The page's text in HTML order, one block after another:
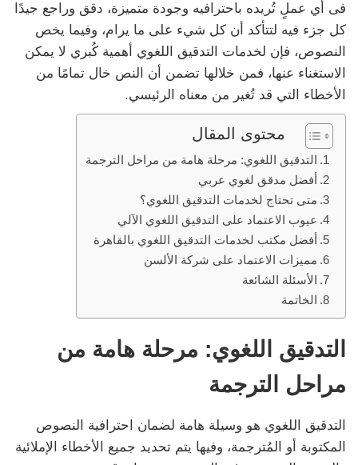
فى أي عملٍ تُريده باحترافيه وجودة متميزة، دقق وراجع جيدًا
كل جزء فيه لتتأكد أن كل شيء على ما يرام، وفيما يخص
النصوص، فإن لخدمات التدقيق اللغوي أهمية كُبري لا يمكن
الاستغناء عنها، فمن خلالها تضمن أن النص خال تمامًا من
الأخطاء التي قد تُغير من معناه الرئيسي.
محتوى المقال
التدقيق اللغوي: مرحلة هامة من مراحل الترجمة
أفضل مدقق لغوي عربي
متى تحتاج لخدمات التدقيق اللغوي؟
عيوب الاعتماد على التدقيق اللغوي الآلي
أفضل مكتب لخدمات التدقيق اللغوي بالقاهرة
مميزات الاعتماد على شركة الألسن
الأسئلة الشائعة
الخاتمة
التدقيق اللغوي: مرحلة هامة من
مراحل الترجمة
التدقيق اللغوي هو وسيلة هامة لضمان احترافية النصوص
المكتوبة أو المُترجمة، وفيها يتم تحديد جميع الأخطاء الإملائية